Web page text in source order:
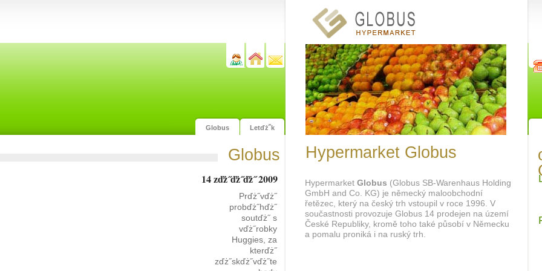
Globus Letďż˝k
Globus
14 zďż˝ďż˝ďż˝ 2009
Prďż˝vďż˝
probďż˝hďż˝
soutďż˝ s
vďż˝robky
Huggies, za
kterďż˝
zďż˝skďż˝vďż˝te
Hypermarket Globus
Hypermarket Globus (Globus SB-Warenhaus Holding
GmbH and Co. KG) je německý maloobchodní
řetězec, který na český trh vstoupil v roce 1996. V
součastnosti provozuje Globus 14 prodejen na území
České Republiky, kromě toho také působí v Německu
a pomalu proniká i na ruský trh.